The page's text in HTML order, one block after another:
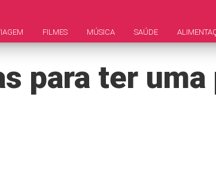
FILMES MÚSICA SAÚDE
para ter uma